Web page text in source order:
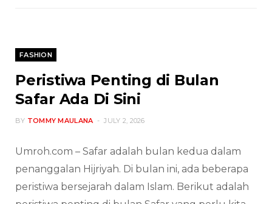
FASHION
Peristiwa Penting di Bulan
Safar Ada Di Sini
BY TOMMY MAULANA JULY 2, 2026
Umroh.com – Safar adalah bulan kedua dalam
penanggalan Hijriyah. Di bulan ini, ada beberapa
peristiwa bersejarah dalam Islam. Berikut adalah